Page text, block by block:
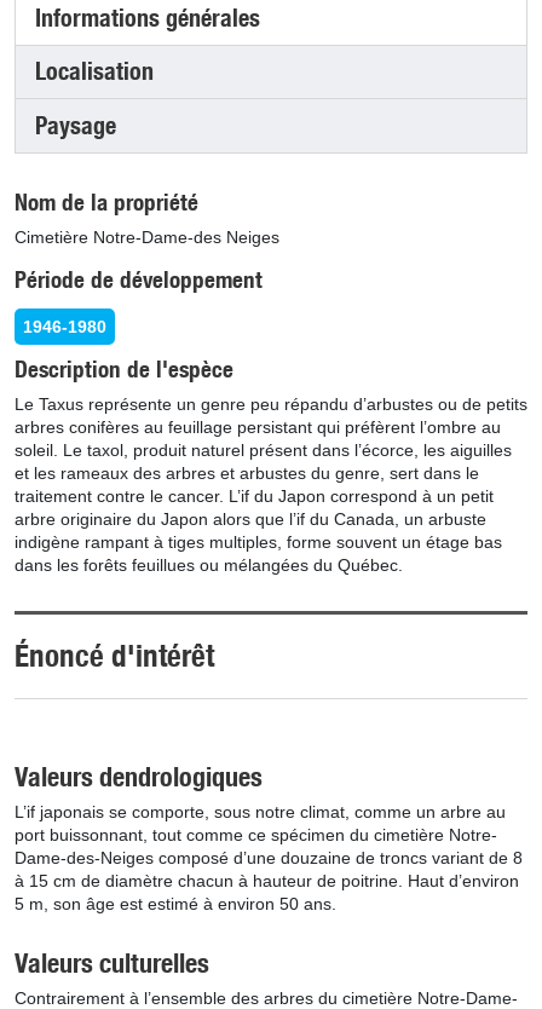
Informations générales
(onglet actif)
Localisation
Paysage
Nom de la propriété
Cimetière Notre-Dame-des Neiges
Période de développement
1946-1980
Description de l'espèce
Le Taxus représente un genre peu répandu d’arbustes ou de petits
arbres conifères au feuillage persistant qui préfèrent l’ombre au
soleil. Le taxol, produit naturel présent dans l’écorce, les aiguilles
et les rameaux des arbres et arbustes du genre, sert dans le
traitement contre le cancer. L’if du Japon correspond à un petit
arbre originaire du Japon alors que l’if du Canada, un arbuste
indigène rampant à tiges multiples, forme souvent un étage bas
dans les forêts feuillues ou mélangées du Québec.
Énoncé d'intérêt
Valeurs dendrologiques
L’if japonais se comporte, sous notre climat, comme un arbre au
port buissonnant, tout comme ce spécimen du cimetière Notre-
Dame-des-Neiges composé d’une douzaine de troncs variant de 8
à 15 cm de diamètre chacun à hauteur de poitrine. Haut d’environ
5 m, son âge est estimé à environ 50 ans.
Valeurs culturelles
Contrairement à l’ensemble des arbres du cimetière Notre-Dame-